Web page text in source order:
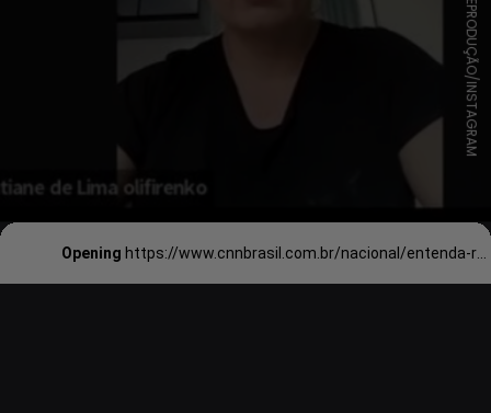
REPRODUÇÃO/INSTAGRAM
Opening